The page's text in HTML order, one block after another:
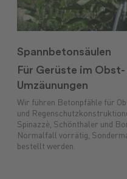
Spannbetonsäulen
Für Gerüste im
Umzäunungen
Wir führen Betonpfähle für
und
Spinazzè, Schönthaler und
Normalfall vorrätig,
bestellt werden.